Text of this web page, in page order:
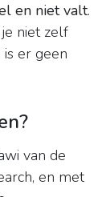
en niet valt.
niet zelf
er geen
van de
en met